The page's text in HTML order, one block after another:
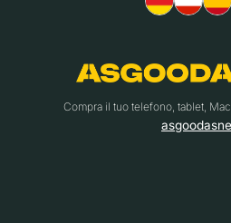
Compra il tuo telefono, tablet,